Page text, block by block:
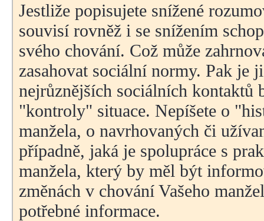
Jestliže popisujete snížené
souvisí rovněž i se snížením
svého chování. Což může
zasahovat sociální normy. Pak je
nejrůznějších sociálních kontaktů
"kontroly" situace. Nepíšete o
manžela, o navrhovaných či
případně, jaká je spolupráce s
manžela, který by měl být
změnách v chování Vašeho
potřebné informace.